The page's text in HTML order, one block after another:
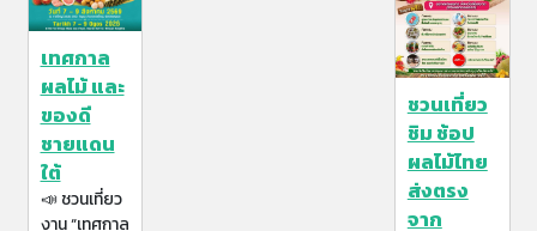
เทศกาล
ผลไม้ และ
ของดี
ชายแดน
ใต้
📣 ชวนเที่ยว
งาน “เทศกาล
ชวนเที่ยว
ชิม ช้อป
ผลไม้ไทย
ส่งตรง
จาก